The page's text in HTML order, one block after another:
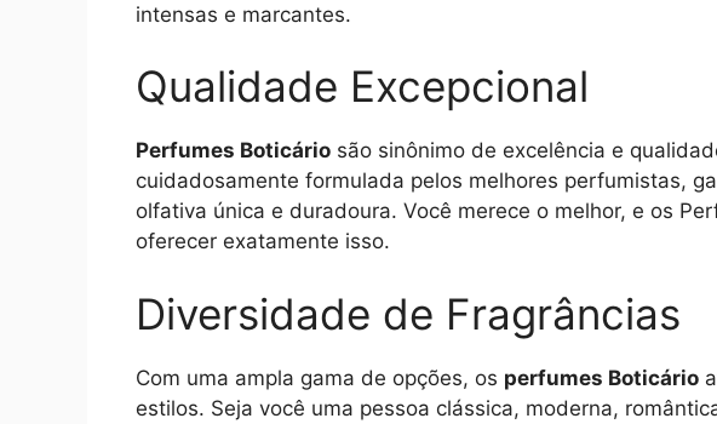
intensas e marcantes.
Qualidade Excepcional
Perfumes Boticário são sinônimo de excelência e
cuidadosamente formulada pelos melhores perfumistas,
olfativa única e duradoura. Você merece o melhor, e os
oferecer exatamente isso.
Diversidade de Fragrâncias
Com uma ampla gama de opções, os perfumes Boticário
estilos. Seja você uma pessoa clássica, moderna,